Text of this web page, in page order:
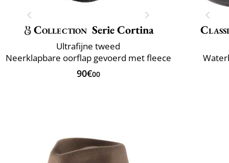
Collection Serie Cortina
Ultrafijne tweed
Neerklapbare oorflap gevoerd met fleece
90€00